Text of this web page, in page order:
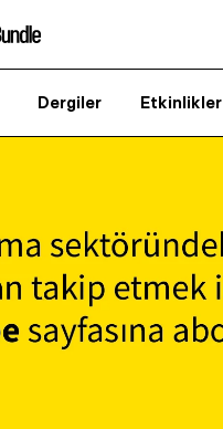
Dergiler Etkinlikler